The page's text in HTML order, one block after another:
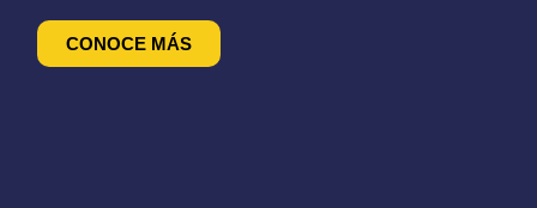
CONOCE MÁS